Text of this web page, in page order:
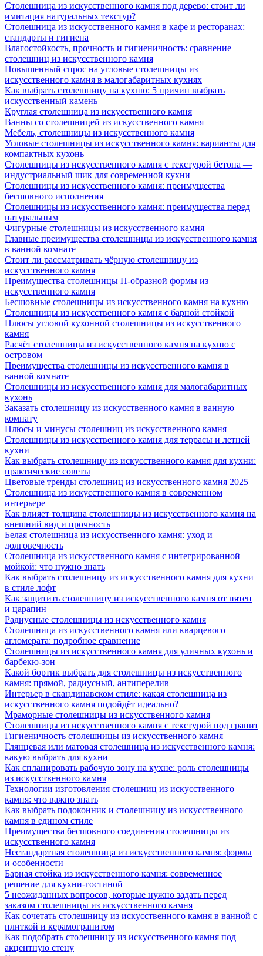
Столешница из искусственного камня под дерево: стоит ли
имитация натуральных текстур?
Столешница из искусственного камня в кафе и ресторанах:
стандарты и гигиена
Влагостойкость, прочность и гигиеничность: сравнение
столешниц из искусственного камня
Повышенный спрос на угловые столешницы из
искусственного камня в малогабаритных кухнях
Как выбрать столешницу на кухню: 5 причин выбрать
искусственный камень
Круглая столешница из искусственного камня
Ванны со столешницей из искусственного камня
Мебель, столешницы из искусственного камня
Угловые столешницы из искусственного камня: варианты для
компактных кухонь
Столешницы из искусственного камня с текстурой бетона —
индустриальный шик для современной кухни
Столешницы из искусственного камня: преимущества
бесшовного исполнения
Столешницы из искусственного камня: преимущества перед
натуральным
Фигурные столешницы из искусственного камня
Главные преимущества столешницы из искусственного камня
в ванной комнате
Стоит ли рассматривать чёрную столешницу из
искусственного камня
Преимущества столешницы П-образной формы из
искусственного камня
Бесшовные столешницы из искусственного камня на кухню
Столешницы из искусственного камня с барной стойкой
Плюсы угловой кухонной столешницы из искусственного
камня
Расчёт столешницы из искусственного камня на кухню с
островом
Преимущества столешницы из искусственного камня в
ванной комнате
Столешницы из искусственного камня для малогабаритных
кухонь
Заказать столешницу из искусственного камня в ванную
комнату
Плюсы и минусы столешниц из искусственного камня
Столешницы из искусственного камня для террасы и летней
кухни
Как выбрать столешницу из искусственного камня для кухни:
практические советы
Цветовые тренды столешниц из искусственного камня 2025
Столешница из искусственного камня в современном
интерьере
Как влияет толщина столешницы из искусственного камня на
внешний вид и прочность
Белая столешница из искусственного камня: уход и
долговечность
Столешница из искусственного камня с интегрированной
мойкой: что нужно знать
Как выбрать столешницу из искусственного камня для кухни
в стиле лофт
Как защитить столешницу из искусственного камня от пятен
и царапин
Радиусные столешницы из искусственного камня
Столешница из искусственного камня или кварцевого
агломерата: подробное сравнение
Столешницы из искусственного камня для уличных кухонь и
барбекю-зон
Какой бортик выбрать для столешницы из искусственного
камня: прямой, радиусный, антиперелив
Интерьер в скандинавском стиле: какая столешница из
искусственного камня подойдёт идеально?
Мраморные столешницы из искусственного камня
Столешницы из искусственного камня с текстурой под гранит
Гигиеничность столешницы из искусственного камня
Глянцевая или матовая столешница из искусственного камня:
какую выбрать для кухни
Как спланировать рабочую зону на кухне: роль столешницы
из искусственного камня
Технологии изготовления столешниц из искусственного
камня: что важно знать
Как выбрать подоконник и столешницу из искусственного
камня в едином стиле
Преимущества бесшовного соединения столешницы из
искусственного камня
Нестандартная столешница из искусственного камня: формы
и особенности
Барная стойка из искусственного камня: современное
решение для кухни-гостиной
5 неожиданных вопросов, которые нужно задать перед
заказом столешницы из искусственного камня
Как сочетать столешницу из искусственного камня в ванной с
плиткой и керамогранитом
Как подобрать столешницу из искусственного камня под
акцентную стену